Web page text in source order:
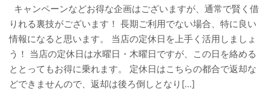
キャンペーンなどお得な企画はございますが、通常で賢く借
りれる裏技がございます！ 長期ご利用でない場合、特に良い
情報になると思います。 当店の定休日を上手く活用しましょ
う！ 当店の定休日は水曜日・木曜日ですが、この日を絡める
ととってもお得に乗れます。 定休日はこちらの都合で返却な
どできませんので、返却は後ろ倒しとなり[...]